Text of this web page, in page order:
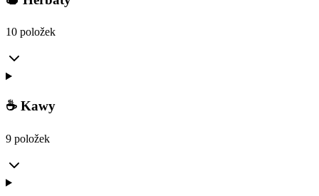
10 položek
☕ Kawy
9 položek